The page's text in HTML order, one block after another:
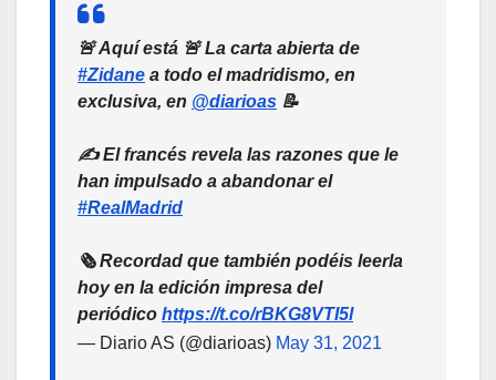
🚨 Aquí está 🚨 La carta abierta de
#Zidane a todo el madridismo, en
exclusiva, en @diarioas 📝
✍ El francés revela las razones que le
han impulsado a abandonar el
#RealMadrid
🗞 Recordad que también podéis leerla
hoy en la edición impresa del
periódico https://t.co/rBKG8VTI5l
— Diario AS (@diarioas) May 31, 2021